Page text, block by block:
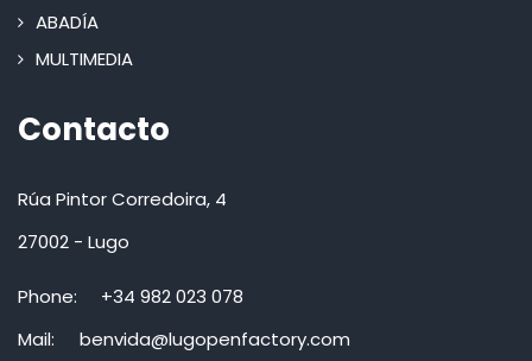
ABADÍA
MULTIMEDIA
Contacto
Rúa Pintor Corredoira, 4
27002 - Lugo
Phone:
+34 982 023 078
Mail:
benvida@lugopenfactory.com